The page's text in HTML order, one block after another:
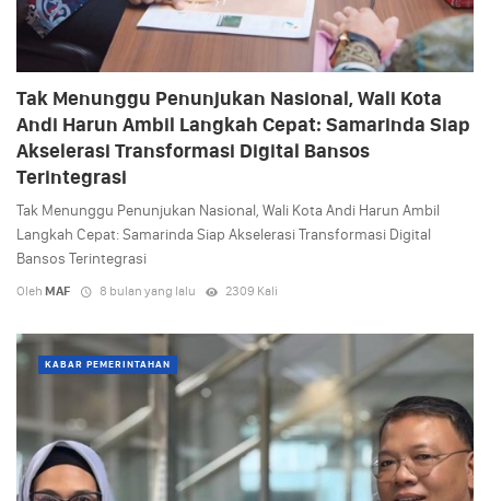
Tak Menunggu Penunjukan Nasional, Wali Kota
Andi Harun Ambil Langkah Cepat: Samarinda Siap
Akselerasi Transformasi Digital Bansos
Terintegrasi
Tak Menunggu Penunjukan Nasional, Wali Kota Andi Harun Ambil
Langkah Cepat: Samarinda Siap Akselerasi Transformasi Digital
Bansos Terintegrasi
Oleh MAF 8 bulan yang lalu 2309 Kali
KABAR PEMERINTAHAN